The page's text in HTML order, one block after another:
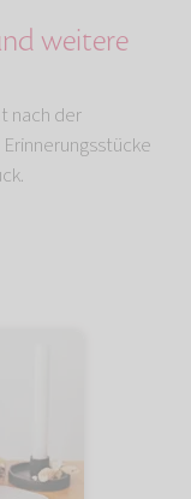
weitere
nach der